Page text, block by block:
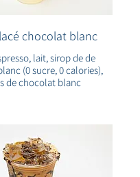
chocolat blanc
lait, sirop de de
(0 sucre, 0 calories),
de chocolat blanc